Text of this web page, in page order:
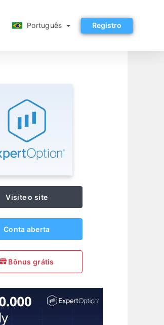
Português Registro
Visite o site
Conta aberta
Bônus grátis